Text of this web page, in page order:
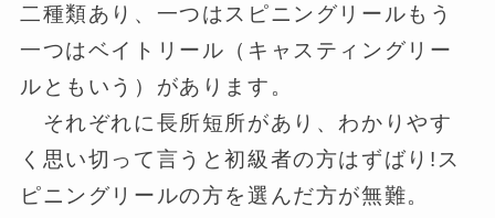
二種類あり、一つはスピニングリールもう
一つはベイトリール（キャスティングリー
ルともいう）があります。
それぞれに長所短所があり、わかりやす
く思い切って言うと初級者の方はずばり!ス
ピニングリールの方を選んだ方が無難。